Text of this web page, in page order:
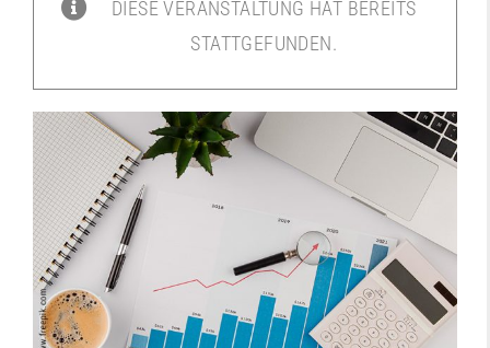
DIESE VERANSTALTUNG HAT BEREITS
STATTGEFUNDEN.